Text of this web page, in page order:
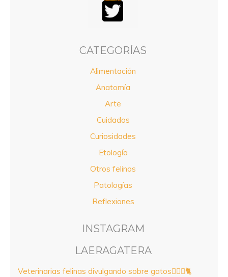
CATEGORÍAS
Alimentación
Anatomía
Arte
Cuidados
Curiosidades
Etología
Otros felinos
Patologías
Reflexiones
INSTAGRAM
LAERAGATERA
Veterinarias felinas divulgando sobre gatos👩🏻‍⚕️🐈